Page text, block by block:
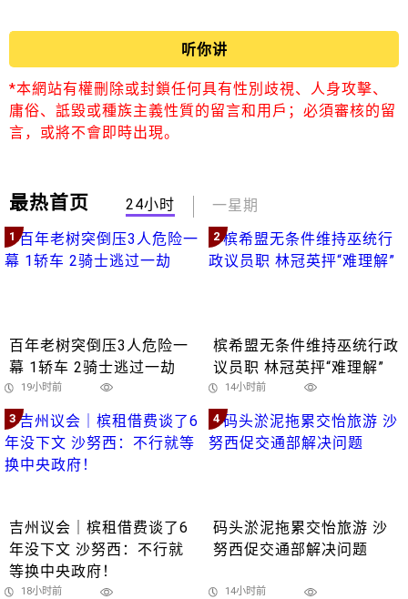
听你讲
*本網站有權刪除或封鎖任何具有性別歧視、人身攻擊、
庸俗、詆毀或種族主義性質的留言和用戶；必須審核的留
言，或將不會即時出現。
最热首页 24小时 一星期
1
百年老树突倒压3人危险一
幕 1轿车 2骑士逃过一劫
19小时前
2
槟希盟无条件维持巫统行政
议员职 林冠英抨“难理解”
14小时前
3
吉州议会｜槟租借费谈了6
年没下文 沙努西：不行就
等换中央政府！
18小时前
4
码头淤泥拖累交怡旅游 沙
努西促交通部解决问题
14小时前